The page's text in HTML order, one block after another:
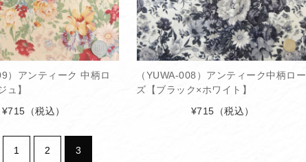
）アンティーク 中柄ロ
ュ】
¥715 （税込）
（YUWA-008）アンティーク中柄ロー
ズ【ブラック×ホワイト】
¥715 （税込）
1 2 3